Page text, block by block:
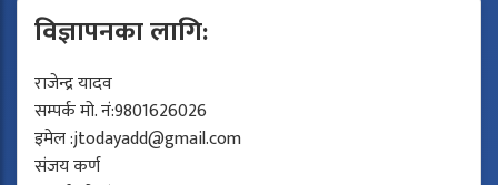
विज्ञापनका लागि:
राजेन्द्र यादव
सम्पर्क मो. नं:9801626026
इमेल :jtodayadd@gmail.com
संजय कर्ण